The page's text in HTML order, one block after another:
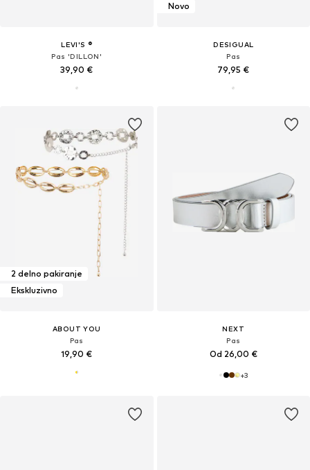
LEVI'S ®
Pas 'DILLON'
39,90 €
Novo
DESIGUAL
Pas
79,95 €
2 delno pakiranje
Ekskluzivno
ABOUT YOU
Pas
19,90 €
NEXT
Pas
Od 26,00 €
+3